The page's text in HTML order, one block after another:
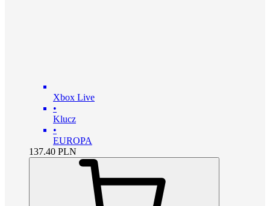
Xbox Live
•
Klucz
•
EUROPA
137.40 PLN